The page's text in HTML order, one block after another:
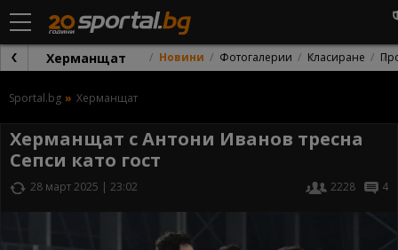
Херманщат Новини Фотогалерии Класиране
Sportal.bg Херманщат
Херманщат с Антони Иванов тресна
Сепси като гост
28 март 2025 | 23:02 2228 4